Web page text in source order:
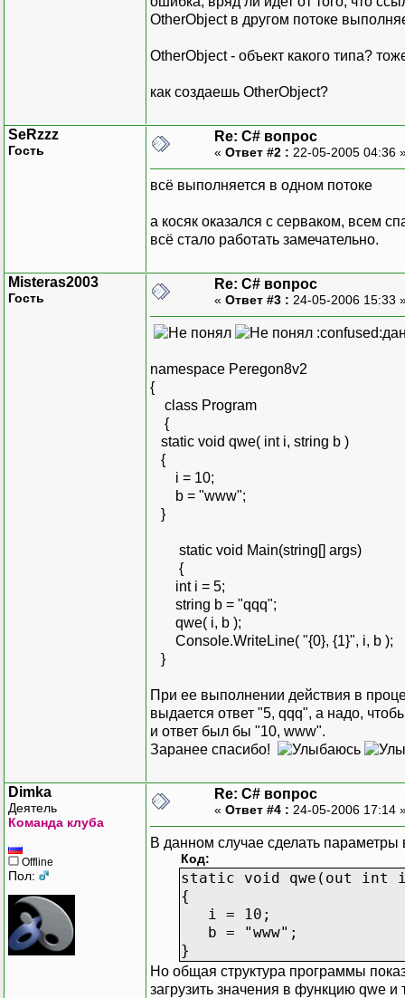
OtherObject в другом потоке
OtherObject - объект какого типа?
как создаешь OtherObject?
SeRzzz
Гость
Re: C# вопрос
« Ответ #2 : 22-05-2005 04:36
всё выполняется в одном потоке
а косяк оказался с серваком, всем
всё стало работать замечательно.
Misteras2003
Гость
Re: C# вопрос
« Ответ #3 : 24-05-2006 15:33
namespace Peregon8v2
{
class Program
{
static void qwe( int i, string b )
{
i = 10;
b = "www";
}
static void Main(string[] args)
{
int i = 5;
string b = "qqq";
qwe( i, b );
Console.WriteLine( "{0}, {1}", i, b );
}
При ее выполнении действия в
выдается ответ "5, qqq", а надо,
и ответ был бы "10, www".
Заранее спасибо!
Dimka
Деятель
Команда клуба
Offline
Пол:
Re: C# вопрос
« Ответ #4 : 24-05-2006 17:14
В данном случае сделать
Код:
static void qwe(out
{
i = 10;
b = "www";
}
Но общая структура программы
загрузить значения в функцию qwe